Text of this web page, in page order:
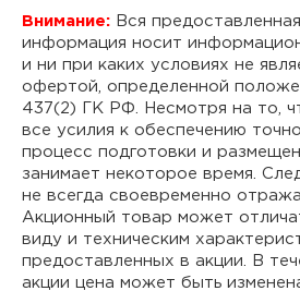
Внимание: Вся
информация носит
и ни при каких условиях не
офертой, определенной
437(2) ГК РФ. Несмотря на то,
все усилия к обеспечению
процесс подготовки и
занимает некоторое время.
не всегда своевременно
Акционный товар может
виду и техническим
предоставленных в акции. В
акции цена может быть